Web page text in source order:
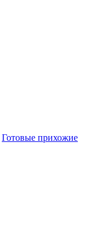
Готовые прихожие